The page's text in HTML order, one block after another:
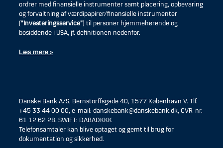
ordrer med finansielle instrumenter samt placering, opbevaring
og forvaltning af værdipapirer/finansielle instrumenter
(”Investeringsservice”) til personer hjemmehørende og
bosiddende i USA, jf. definitionen nedenfor.
Læs mere »
Danske Bank A/S, Bernstorffsgade 40, 1577 København V. Tlf.
+45 33 44 00 00, e-mail: danskebank@danskebank.dk, CVR-nr.
61 12 62 28, SWIFT: DABADKKK
Telefonsamtaler kan blive optaget og gemt til brug for
dokumentation og sikkerhed.